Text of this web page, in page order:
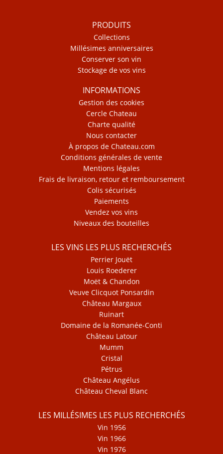
PRODUITS
Collections
Millésimes anniversaires
Conserver son vin
Stockage de vos vins
INFORMATIONS
Gestion des cookies
Cercle Chateau
Charte qualité
Nous contacter
À propos de Chateau.com
Conditions générales de vente
Mentions légales
Frais de livraison, retour et remboursement
Colis sécurisés
Paiements
Vendez vos vins
Niveaux des bouteilles
LES VINS LES PLUS RECHERCHÉS
Perrier Jouët
Louis Roederer
Moët & Chandon
Veuve Clicquot Ponsardin
Château Margaux
Ruinart
Domaine de la Romanée-Conti
Château Latour
Mumm
Cristal
Pétrus
Château Angélus
Château Cheval Blanc
LES MILLÉSIMES LES PLUS RECHERCHÉS
Vin 1956
Vin 1966
Vin 1976